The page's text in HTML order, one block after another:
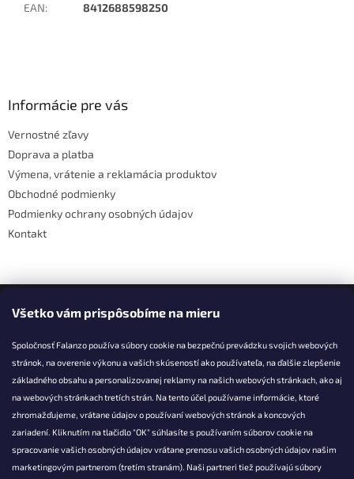
Všetko vám prispôsobíme na mieru
Spoločnosť Falanzo používa súbory cookie na bezpečnú prevádzku svojich webových
stránok, na overenie výkonu a vašich skúseností ako používateľa, na ďalšie zlepšenie
základného obsahu a personalizovanej reklamy na našich webových stránkach, ako aj
na webových stránkach tretích strán. Na tento účel používame informácie, ktoré
zhromažďujeme, vrátane údajov o používaní webových stránok a koncových
zariadení. Kliknutím na tlačidlo "OK" súhlasíte s používaním súborov cookie na
spracovanie vašich osobných údajov vrátane prenosu vašich osobných údajov našim
marketingovým partnerom (tretím stranám). Naši partneri tiež používajú súbory
EAN: 8412688598250
Informácie pre vás
Vernostné zľavy
Doprava a platba
Výmena, vrátenie a reklamácia produktov
Obchodné podmienky
Podmienky ochrany osobných údajov
Kontakt
Facebook
KONTAKT
info@falanzo.sk
Falanzo.sk
FalanzoSK